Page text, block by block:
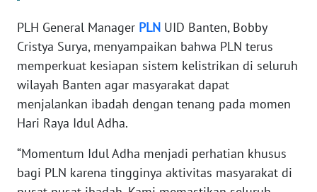
PLH General Manager PLN UID Banten, Bobby
Cristya Surya, menyampaikan bahwa PLN terus
memperkuat kesiapan sistem kelistrikan di seluruh
wilayah Banten agar masyarakat dapat
menjalankan ibadah dengan tenang pada momen
Hari Raya Idul Adha.
“Momentum Idul Adha menjadi perhatian khusus
bagi PLN karena tingginya aktivitas masyarakat di
WN
NTT
WN
KEPRI
WN
WN